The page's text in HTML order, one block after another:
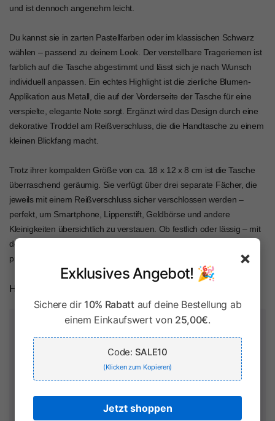
und ist dennoch angenehm leicht.
Du kannst sie in zarten Pastellfarben oder im klassischen Schwarz
wählen – passend zu deinem Look. Der verstellbare Trageriemen ist
farblich auf die Tasche abgestimmt und lässt sich je nach Wunsch
individuell anpassen. Ein echtes Highlight ist die zierliche Blumen-
Applikation aus Metall, die auf der Vorderseite der Tasche für eine
verspielte, elegante Note sorgt. Ergänzt wird das Design durch eine
dekorative Troddel am Reißverschluss, die die Handtasche zu einem
kleinen Blickfang macht.
Trotz ihrer kompakten Größe von ca. 18 x 12 x 8 cm ist die Tasche
überraschend geräumig. Sie verfügt über drei separate Fächer, die
jeweils mit einem Reißverschluss sicher verschlossen werden –
perfekt, um Smartphone, Lippenstift, Geldbörse und andere
Kleinigkeiten übersichtlich zu verstauen. Ob festlich oder lässig – mit
der Trachtentasche "Sofia" hast du ein stilvolles, vielseitiges und
praktisches Accessoire, das dich überallhin begleitet.
Herstellerinformationen
Zahlung & Sicherheit
auf Ihre Kreditkarteninformationen.
×
Exklusives Angebot! 🎉
Sichere dir 10% Rabattauf deine Bestellung ab
einem Einkaufswert von 25,00€.
Code: SALE10
(Klicken zum Kopieren)
Jetzt shoppen